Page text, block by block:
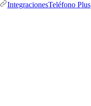
IntegracionesTeléfono Plus